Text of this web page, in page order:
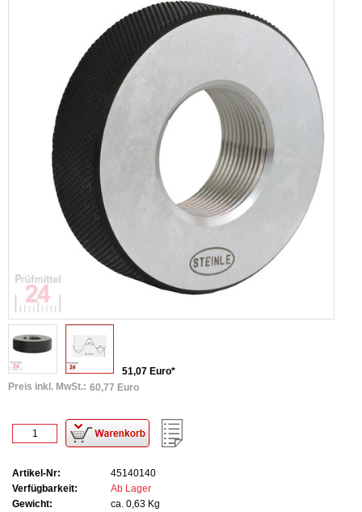
51,07 Euro*
Preis inkl. MwSt.: 60,77 Euro
Artikel-Nr:
45140140
Verfügbarkeit:
Ab Lager
Gewicht:
ca. 0,63 Kg